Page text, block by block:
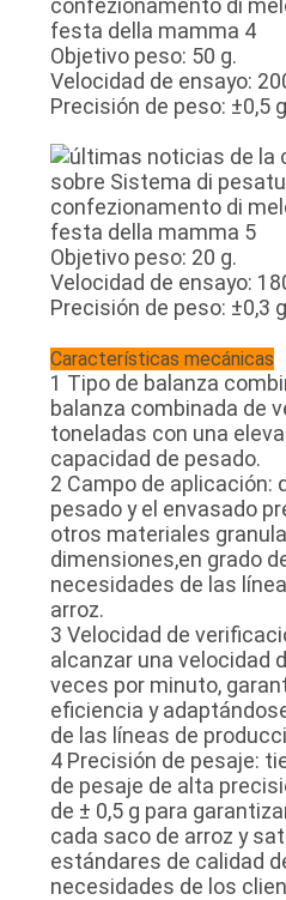
Objetivo peso: 50 g.
Velocidad de ensayo:
Precisión de peso: ±0,5 g
Objetivo peso: 20 g.
Velocidad de ensayo:
Precisión de peso: ±0,3 g
Características mecánicas
1 Tipo de balanza
balanza combinada de
toneladas con una
capacidad de pesado.
2 Campo de aplicación:
pesado y el envasado
otros materiales
dimensiones,en grado
necesidades de las
arroz.
3 Velocidad de
alcanzar una velocidad
veces por minuto,
eficiencia y
de las líneas de
4 Precisión de pesaje:
de pesaje de alta
de ± 0,5 g para
cada saco de arroz y
estándares de calidad
necesidades de los